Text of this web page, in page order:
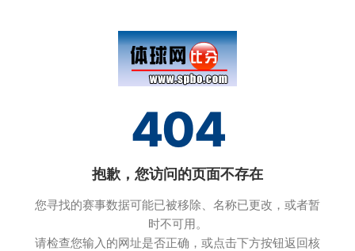
404
抱歉，您访问的页面不存在
您寻找的赛事数据可能已被移除、名称已更改，或者暂
时不可用。
请检查您输入的网址是否正确，或点击下方按钮返回核